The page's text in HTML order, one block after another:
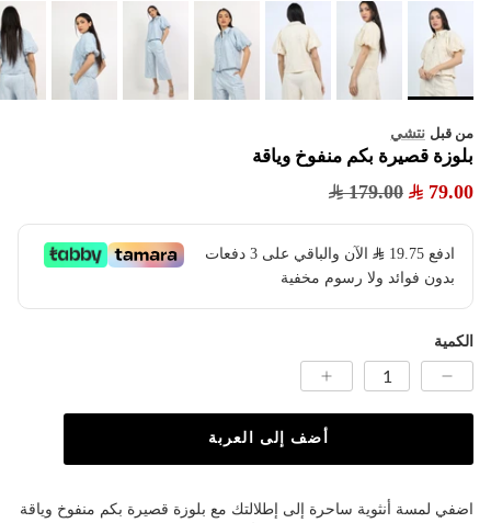
من قبل نتشي
بلوزة قصيرة بكم منفوخ وياقة
79.00
179.00
ادفع 19.75
​ الآن والباقي على 3 دفعات
بدون فوائد ولا رسوم مخفية
الكمية
أضف إلى العربة
اضفي لمسة أنثوية ساحرة إلى إطلالتك مع بلوزة قصيرة بكم منفوخ وياقة